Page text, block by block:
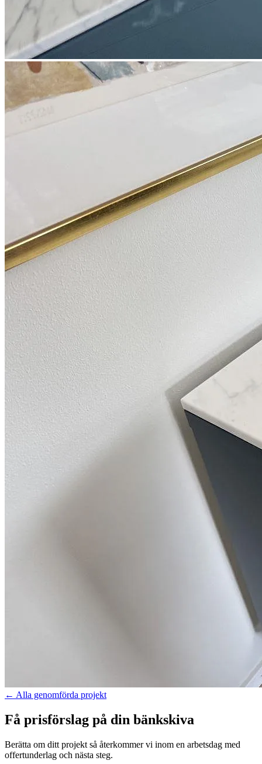
← Alla genomförda projekt
Få prisförslag på din bänkskiva
Berätta om ditt projekt så återkommer vi inom en arbetsdag med
offertunderlag och nästa steg.